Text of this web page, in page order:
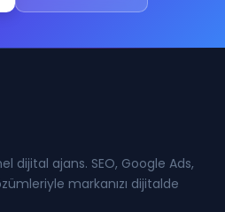
dijital ajans. SEO, Google Ads,
markanızı dijitalde